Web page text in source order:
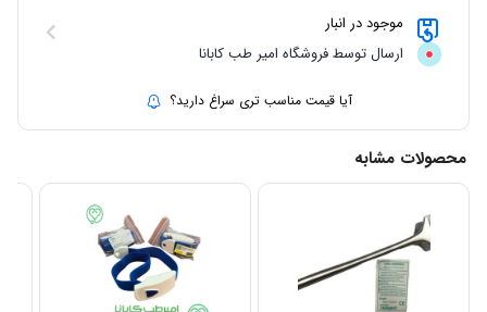
موجود در انبار
ارسال توسط فروشگاه امیر طب کابانا
آیا قیمت مناسب تری سراغ دارید؟
محصولات مشابه